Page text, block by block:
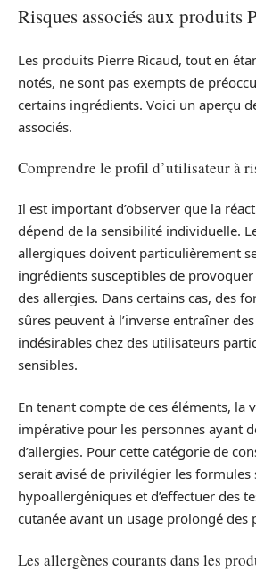
Risques associés aux produits
Les produits Pierre Ricaud, tout en
notés, ne sont pas exempts de
certains ingrédients. Voici un aperçu
associés.
Comprendre le profil d’utilisateur à
Il est important d’observer que la
dépend de la sensibilité individuelle.
allergiques doivent particulièrement
ingrédients susceptibles de
des allergies. Dans certains cas, des
sûres peuvent à l’inverse entraîner
indésirables chez des utilisateurs
sensibles.
En tenant compte de ces éléments, la
impérative pour les personnes ayant
d’allergies. Pour cette catégorie de
serait avisé de privilégier les formules
hypoallergéniques et d’effectuer des
cutanée avant un usage prolongé des
Les allergènes courants dans les